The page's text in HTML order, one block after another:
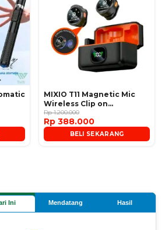
MIXIO T11 Magnetic Mic
Wireless Clip on
Microphone
Rp 1.200.000
Rp 388.000
BELI SEKARANG
Ini Mendatang Hasil